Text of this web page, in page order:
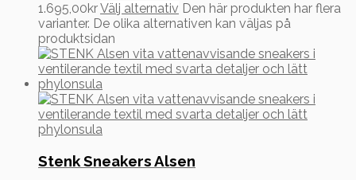
1.695,00krVälj alternativ Den här produkten har flera
varianter. De olika alternativen kan väljas på
produktsidan
Stenk Sneakers Alsen